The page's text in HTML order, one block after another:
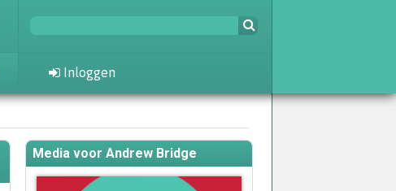
Inloggen
Media voor Andrew Bridge